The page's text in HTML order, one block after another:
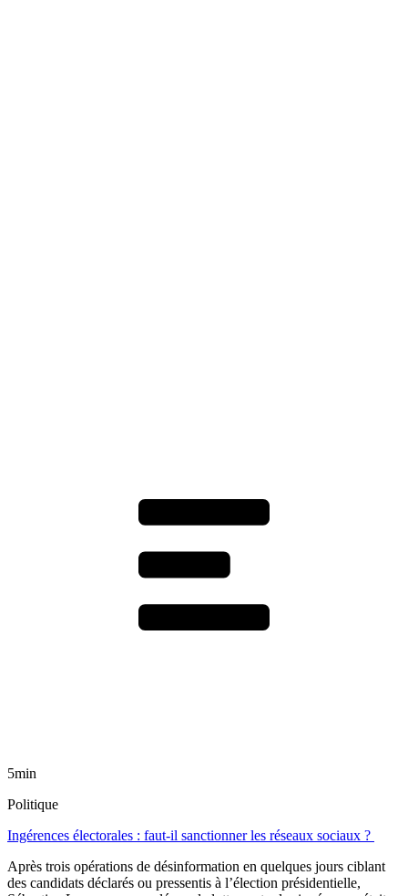
5min
Politique
Ingérences électorales : faut-il sanctionner les réseaux sociaux ?
Après trois opérations de désinformation en quelques jours ciblant
des candidats déclarés ou pressentis à l’élection présidentielle,